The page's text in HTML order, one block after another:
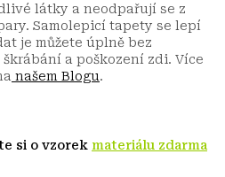
látky a neodpařují se z
Samolepicí tapety se lepí
je můžete úplně bez
a poškození zdi. Více
našem Blogu.
si o vzorek materiálu zdarma